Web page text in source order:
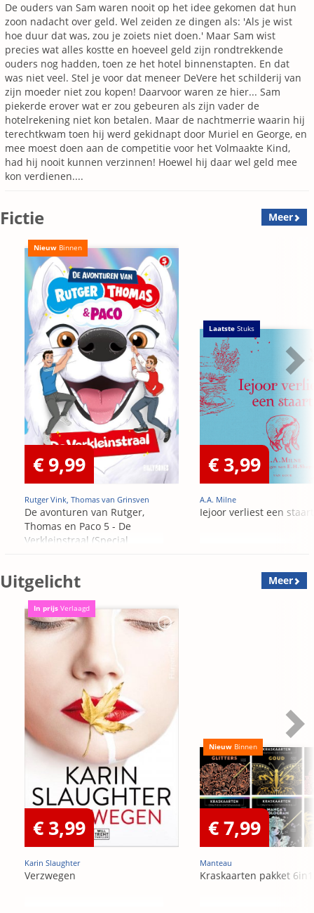
De ouders van Sam waren nooit op het idee gekomen dat hun
zoon nadacht over geld. Wel zeiden ze dingen als: 'Als je wist
hoe duur dat was, zou je zoiets niet doen.' Maar Sam wist
precies wat alles kostte en hoeveel geld zijn rondtrekkende
ouders nog hadden, toen ze het hotel binnenstapten. En dat
was niet veel. Stel je voor dat meneer DeVere het schilderij van
zijn moeder niet zou kopen! Daarvoor waren ze hier... Sam
piekerde erover wat er zou gebeuren als zijn vader de
hotelrekening niet kon betalen. Maar de nachtmerrie waarin hij
terechtkwam toen hij werd gekidnapt door Muriel en George, en
mee moest doen aan de competitie voor het Volmaakte Kind,
had hij nooit kunnen verzinnen! Hoewel hij daar wel geld mee
kon verdienen....
Fictie Meer
Nieuw Binnen
€ 9,99
Rutger Vink, Thomas van Grinsven
De avonturen van Rutger,
Thomas en Paco 5 - De
Verkleinstraal (Special
Laatste Stuks
€ 3,99
A.A. Milne
Iejoor verliest een staart
Uitgelicht Meer
In prijs Verlaagd
€ 3,99
Karin Slaughter
Verzwegen
Nieuw Binnen
€ 7,99
Manteau
Kraskaarten pakket 6in1